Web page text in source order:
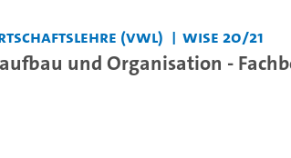
(VWL) WiSe 20/21
und Organisation -